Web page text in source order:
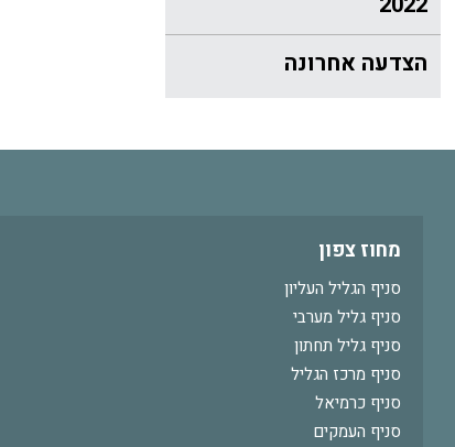
הצדעה אחרונה
מחוז צפון
סניף הגליל העליון
סניף גליל מערבי
סניף גליל תחתון
סניף מרכז הגליל
סניף כרמיאל
סניף העמקים